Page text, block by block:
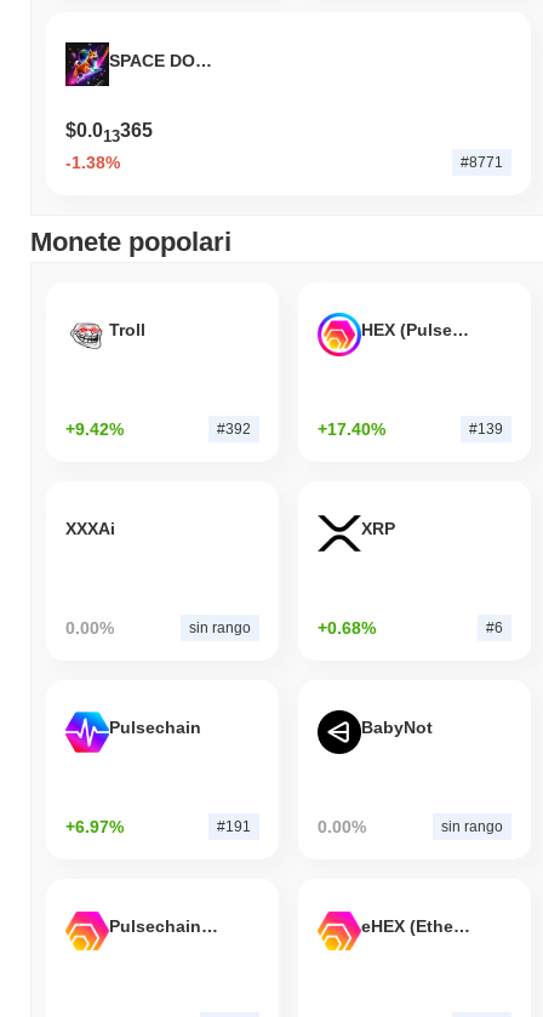
SPACE DOGE
$0.013365
-1.38% #8771
Monete popolari
Troll
+9.42% #392
HEX (Pulsechain)
+17.40% #139
XXXAi
0.00% sin rango
XRP
+0.68% #6
Pulsechain
+6.97% #191
BabyNot
0.00% sin rango
Pulsechain Bridged HEX (Pulsechain) eHEX (Ethereum)